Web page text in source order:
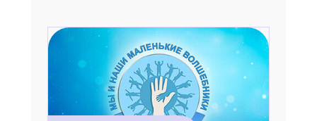
Подпишись на рассылку
Получи электронный "Классный журнал" в
Укажите имя